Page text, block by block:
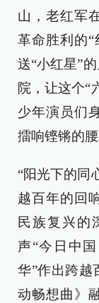
山，老红军
革命胜利的
送“小红星”
院，让这个“
少年演员们
擂响铿锵的腰
“阳光下的同
越百年的回
民族复兴的
声“今日中
华”作出跨越
动畅想曲》